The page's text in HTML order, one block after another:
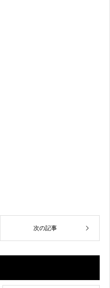
次の記事